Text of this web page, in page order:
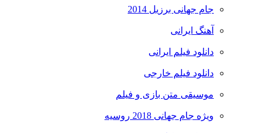
جام جهانی برزیل 2014
آهنگ ایرانی
دانلود فیلم ایرانی
دانلود فیلم خارجی
موسیقی متن بازی و فیلم
ویژه جام جهانی 2018 روسیه